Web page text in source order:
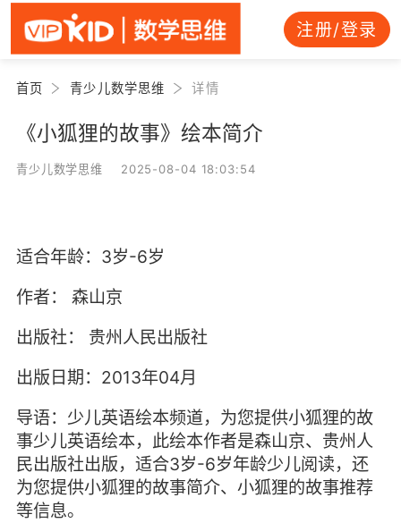
注册/登录
首页 青少儿数学思维 详情
《小狐狸的故事》绘本简介
青少儿数学思维 2025-08-04 18:03:54
适合年龄：3岁-6岁
作者：
森山京
出版社：
贵州人民出版社
出版日期：2013年04月
导语：少儿英语绘本频道，为您提供小狐狸的故
事少儿英语绘本，此绘本作者是森山京、贵州人
民出版社出版，适合3岁-6岁年龄少儿阅读，还
为您提供小狐狸的故事简介、小狐狸的故事推荐
等信息。